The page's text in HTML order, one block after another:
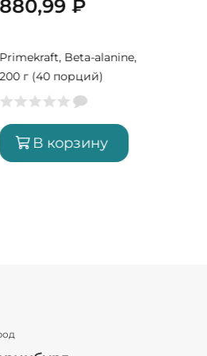
880,99₽
Primekraft, Beta-alanine,
200 г (40 порций)
В корзину